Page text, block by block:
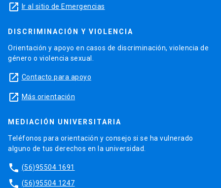
launch Ir al sitio de Emergencias
DISCRIMINACIÓN Y VIOLENCIA
Orientación y apoyo en casos de discriminación, violencia de
género o violencia sexual.
launch Contacto para apoyo
launch Más orientación
MEDIACIÓN UNIVERSITARIA
Teléfonos para orientación y consejo si se ha vulnerado
alguno de tus derechos en la universidad.
phone (56)95504 1691
phone (56)95504 1247